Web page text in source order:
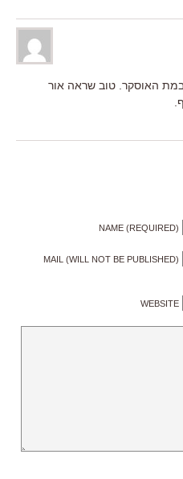
האוסקר. טוב שראה אור
NAME (REQUIRED)
MAIL (WILL NOT BE PUBLISHED)
WEBSITE